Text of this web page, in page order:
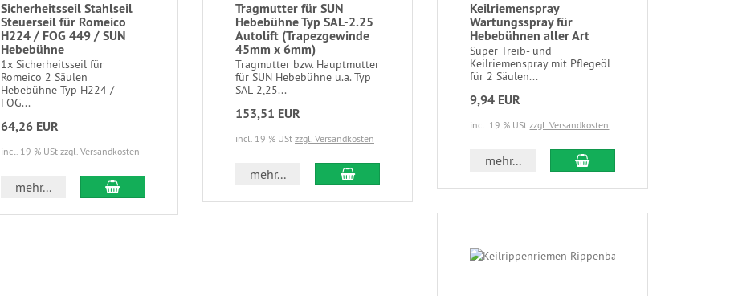
Sicherheitsseil Stahlseil
Steuerseil für Romeico
H224 / FOG 449 / SUN
Hebebühne
1x Sicherheitsseil für
Romeico 2 Säulen
Hebebühne Typ H224 /
FOG...
64,26 EUR
incl. 19 % USt zzgl. Versandkosten
mehr...
Tragmutter für SUN
Hebebühne Typ SAL-2.25
Autolift (Trapezgewinde
45mm x 6mm)
Tragmutter bzw. Hauptmutter
für SUN Hebebühne u.a. Typ
SAL-2,25...
153,51 EUR
incl. 19 % USt zzgl. Versandkosten
mehr...
Keilriemenspray
Wartungsspray für
Hebebühnen aller Art
Super Treib- und
Keilriemenspray mit Pflegeöl
für 2 Säulen...
9,94 EUR
incl. 19 % UStzzgl. Versandkosten
mehr...